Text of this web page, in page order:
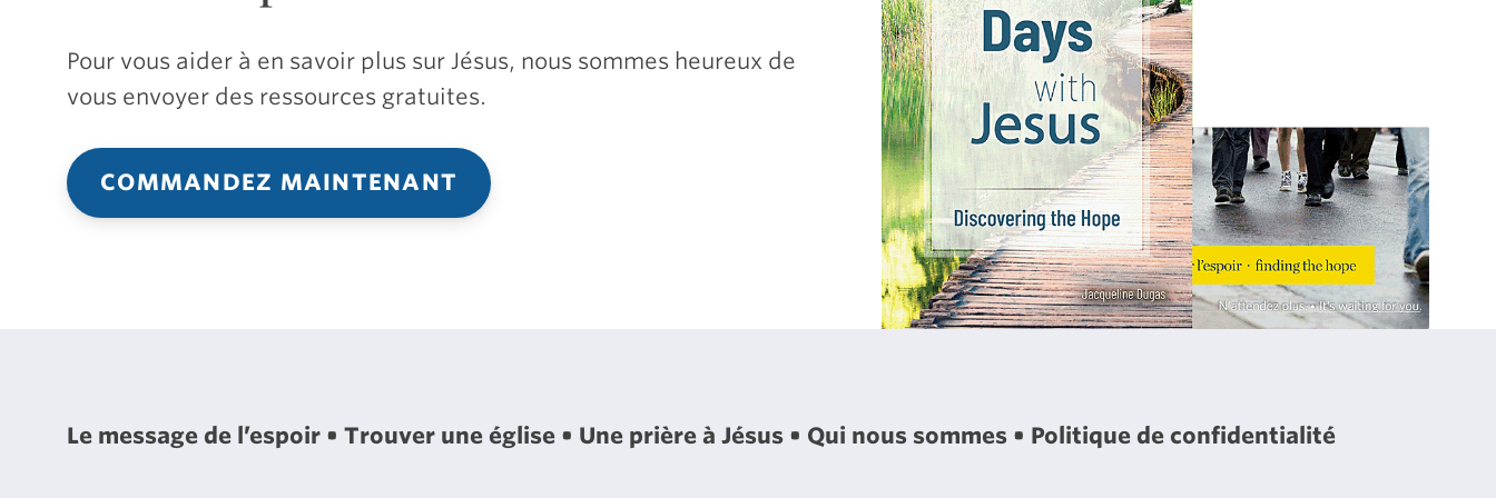
Pour vous aider à en savoir plus sur Jésus, nous sommes heureux de
vous envoyer des ressources gratuites.
COMMANDEZ MAINTENANT
Le message de l’espoir Trouver une église Une prière à Jésus Qui nous sommes Politique de confidentialité